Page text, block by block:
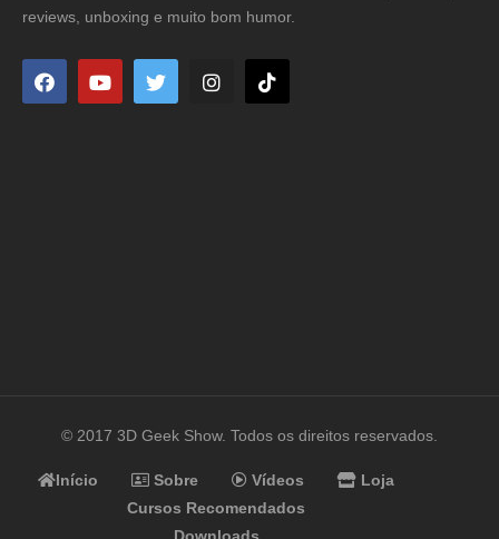
reviews, unboxing e muito bom humor.
© 2017 3D Geek Show. Todos os direitos reservados.
Início Sobre Vídeos
Loja
Cursos Recomendados
Downloads